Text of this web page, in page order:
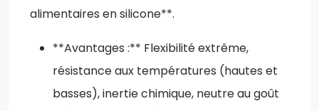
alimentaires en silicone**.
**Avantages :** Flexibilité extrême,
résistance aux températures (hautes et
basses), inertie chimique, neutre au goût